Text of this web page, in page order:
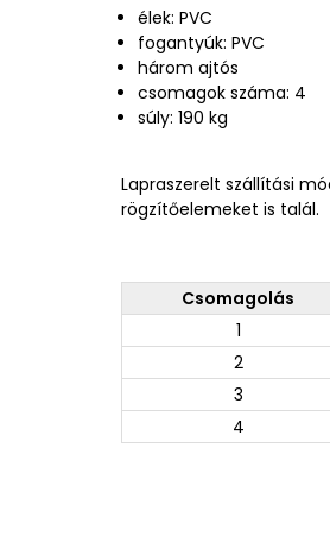
élek: PVC
fogantyúk: PVC
három ajtós
csomagok száma: 4
súly: 190 kg
Lapraszerelt szállítási
rögzítőelemeket is talál.
Csomagolás
1
2
3
4